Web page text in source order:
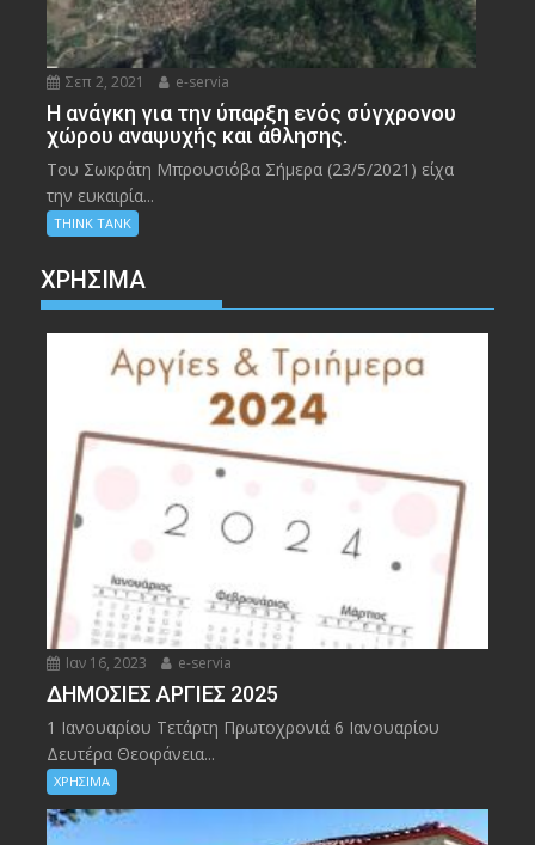
Σεπ 2, 2021 e-servia
Η ανάγκη για την ύπαρξη ενός σύγχρονου
χώρου αναψυχής και άθλησης.
Του Σωκράτη Μπρουσιόβα Σήμερα (23/5/2021) είχα
την ευκαιρία...
THINK TANK
ΧΡΉΣΙΜΑ
Ιαν 16, 2023 e-servia
ΔΗΜΟΣΙΕΣ ΑΡΓΙΕΣ 2025
1 Ιανουαρίου Τετάρτη Πρωτοχρονιά 6 Ιανουαρίου
Δευτέρα Θεοφάνεια...
ΧΡΗΣΙΜΑ